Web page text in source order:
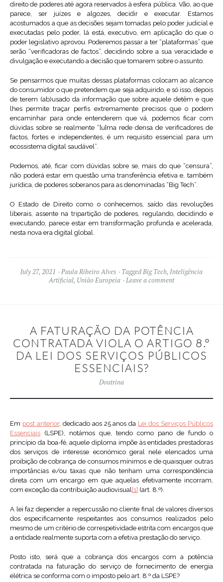
direito de poderes até agora reservados à esfera pública. Vão, ao que
parece, ser juízes e algozes, decidir e executar. Estamos
acostumados a que as decisões sejam tomadas pelo poder judicial e
executadas pelo poder, lá está, executivo, em aplicação do que o
poder legislativo aprovou. Poderemos passar a ter “plataformas” que
serão “verificadoras de factos”, decidindo sobre a sua veracidade e
divulgação e executando a decisão que tomarem sobre o assunto.
Se pensarmos que muitas dessas plataformas colocam ao alcance
do consumidor o que pretendem que seja adquirido, e só isso, depois
de terem (ab)usado da informação que sobre aquele detêm e que
lhes permite traçar perfis extremamente precisos que o podem
encaminhar para onde entenderem que vá, podemos ficar com
dúvidas sobre se realmente “[u]ma rede densa de verificadores de
factos, fortes e independentes, é um requisito essencial para um
ecossistema digital saudável”.
Podemos, até, ficar com dúvidas sobre se, mais do que “censura”,
não poderá estar em questão uma transferência efetiva e, também
jurídica, de poderes soberanos para as denominadas “Big Tech”.
O Estado de Direito como o conhecemos, saído das revoluções
liberais, assente na tripartição de poderes, regulando, decidindo e
executando, parece estar em transformação profunda e acelerada,
nesta nova era digital global.
July 27, 2021 Paula Ribeiro Alves TaggedBig Tech, Inteligência
Artificial, União Europeia Leave a comment
A FATURAÇÃO DA POTÊNCIA
CONTRATADA VIOLA O ARTIGO 8.º
DA LEI DOS SERVIÇOS PÚBLICOS
ESSENCIAIS?
Doutrina
Em post anterior, dedicado aos 25 anos da Lei dos Serviços Públicos
Essenciais (LSPE), notámos que, tendo como pano de fundo o
princípio da boa-fé, aquele diploma impõe às entidades prestadoras
dos serviços de interesse económico geral nele elencados uma
proibição de cobrança de consumos mínimos e de quaisquer outras
importâncias e/ou taxas que não tenham uma correspondência
direta com um encargo em que aquelas efetivamente incorram,
com exceção da contribuição audiovisual[1] (art. 8.º).
A lei faz depender a repercussão no cliente final de valores diversos
dos especificamente respeitantes aos consumos realizados pelo
mesmo de um critério de correspetividade estrita com encargos que
a entidade realmente suporta com a efetiva prestação do serviço.
Posto isto, será que a cobrança dos encargos com a potência
contratada na faturação do serviço de fornecimento de energia
elétrica se conforma com o imposto pelo art. 8.º da LSPE?